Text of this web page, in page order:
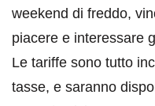
weekend di freddo,
piacere e interessare
Le tariffe sono tutto
tasse, e saranno